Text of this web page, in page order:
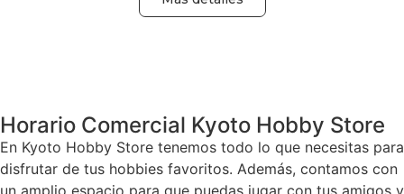
Horario Comercial Kyoto Hobby Store
En Kyoto Hobby Store tenemos todo lo que necesitas para
disfrutar de tus hobbies favoritos. Además, contamos con
un amplio espacio para que puedas jugar con tus amigos y